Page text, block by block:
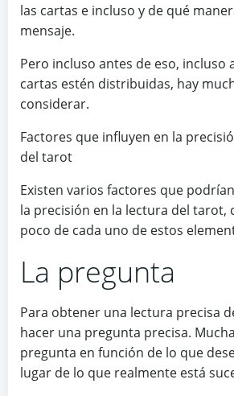
las cartas e incluso y de qué
mensaje.
Pero incluso antes de eso, incluso
cartas estén distribuidas, hay
considerar.
Factores que influyen en la
del tarot
Existen varios factores que
la precisión en la lectura del tarot,
poco de cada uno de estos
La pregunta
Para obtener una lectura precisa
hacer una pregunta precisa.
pregunta en función de lo que
lugar de lo que realmente está